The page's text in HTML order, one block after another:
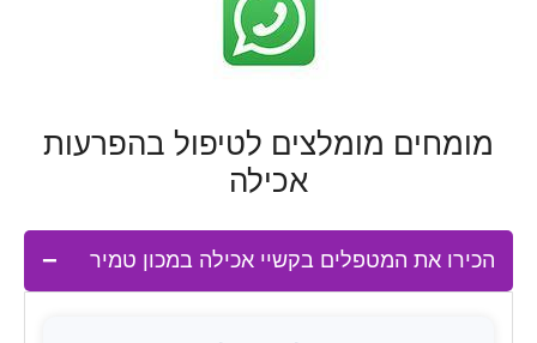
מומחים מומלצים לטיפול בהפרעות
אכילה
הכירו את המטפלים בקשיי אכילה במכון טמיר